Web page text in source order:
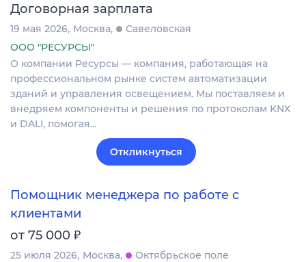
Договорная зарплата
19 мая 2026 Москва
Савеловская
ООО "РЕСУРСЫ"
О компании Ресурсы — компания, работающая на
профессиональном рынке систем автоматизации
зданий и управления освещением. Мы поставляем и
внедряем компоненты и решения по протоколам KNX
и DALI, помогая…
Откликнуться
Помощник менеджера по работе с
клиентами
от 75 000 ₽
25 июля 2026 Москва
Октябрьское поле